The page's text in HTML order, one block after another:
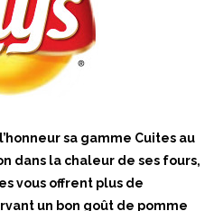
sa gamme Cuites au
dans la chaleur de ses fours,
vous offrent plus de
un bon goût de pomme